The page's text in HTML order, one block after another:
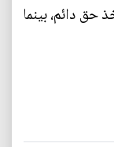
حق دائم، بينما